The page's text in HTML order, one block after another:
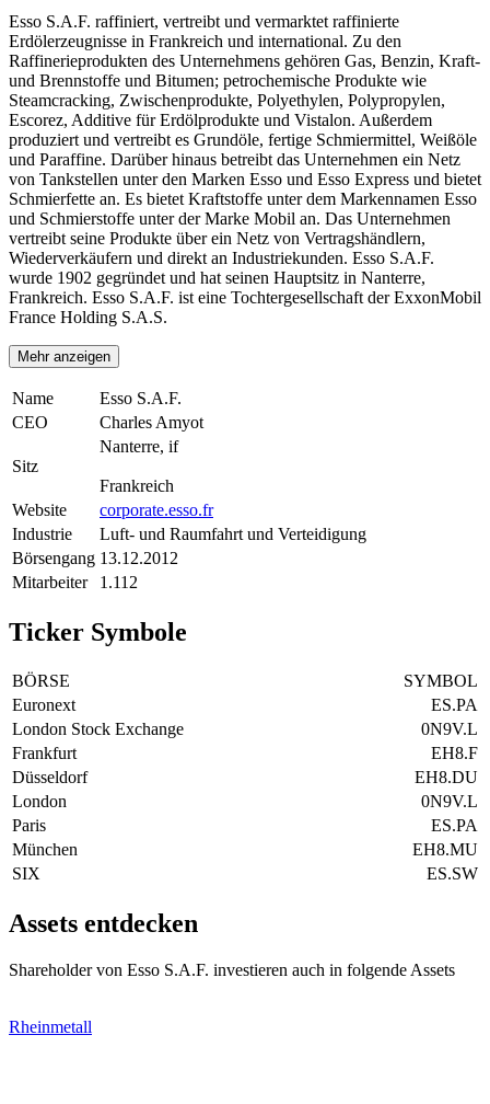
Esso S.A.F. raffiniert, vertreibt und vermarktet raffinierte
Erdölerzeugnisse in Frankreich und international. Zu den
Raffinerieprodukten des Unternehmens gehören Gas, Benzin, Kraft-
und Brennstoffe und Bitumen; petrochemische Produkte wie
Steamcracking, Zwischenprodukte, Polyethylen, Polypropylen,
Escorez, Additive für Erdölprodukte und Vistalon. Außerdem
produziert und vertreibt es Grundöle, fertige Schmiermittel, Weißöle
und Paraffine. Darüber hinaus betreibt das Unternehmen ein Netz
von Tankstellen unter den Marken Esso und Esso Express und bietet
Schmierfette an. Es bietet Kraftstoffe unter dem Markennamen Esso
und Schmierstoffe unter der Marke Mobil an. Das Unternehmen
vertreibt seine Produkte über ein Netz von Vertragshändlern,
Wiederverkäufern und direkt an Industriekunden. Esso S.A.F.
wurde 1902 gegründet und hat seinen Hauptsitz in Nanterre,
Frankreich. Esso S.A.F. ist eine Tochtergesellschaft der ExxonMobil
France Holding S.A.S.
Mehr anzeigen
Name
Esso S.A.F.
CEO
Charles Amyot
Sitz
Nanterre, if
Frankreich
Website
corporate.esso.fr
Industrie
Luft- und Raumfahrt und Verteidigung
Börsengang 13.12.2012
Mitarbeiter
1.112
Ticker Symbole
BÖRSE
SYMBOL
Euronext
ES.PA
London Stock Exchange
0N9V.L
Frankfurt
EH8.F
Düsseldorf
EH8.DU
London
0N9V.L
Paris
ES.PA
München
EH8.MU
SIX
ES.SW
Assets entdecken
Shareholder von Esso S.A.F. investieren auch in folgende Assets
Rheinmetall